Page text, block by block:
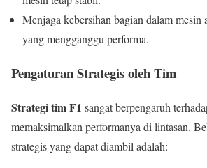
Menjaga kebersihan bagian dalam mesin
yang mengganggu performa.
Pengaturan Strategis oleh Tim
Strategi tim F1 sangat berpengaruh
memaksimalkan performanya di lintasan.
strategis yang dapat diambil adalah: